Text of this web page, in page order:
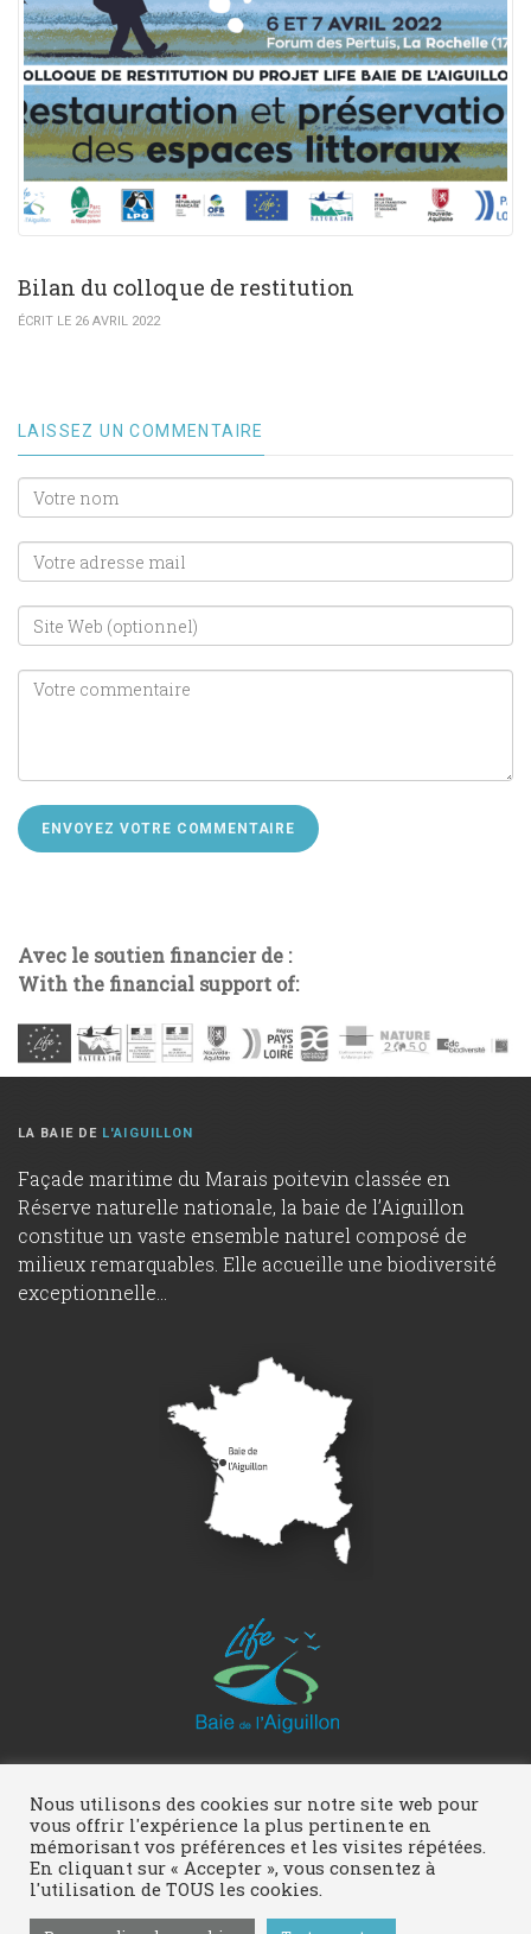
Bilan du colloque de restitution
ÉCRIT LE 26 AVRIL 2022
LAISSEZ UN COMMENTAIRE
Avec le soutien financier de :
With the financial support of:
LA BAIE DE L'AIGUILLON
Façade maritime du Marais poitevin classée en
Réserve naturelle nationale, la baie de l’Aiguillon
constitue un vaste ensemble naturel composé de
milieux remarquables. Elle accueille une biodiversité
exceptionnelle...
LIFE baie de l'Aiguillon - 2016
Nous utilisons des cookies sur notre site web pour
vous offrir l'expérience la plus pertinente en
mémorisant vos préférences et les visites répétées.
En cliquant sur « Accepter », vous consentez à
l'utilisation de TOUS les cookies.